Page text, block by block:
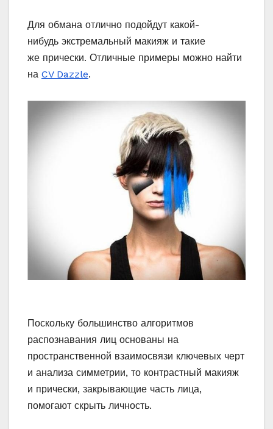
Для обмана отлично подойдут какой-
нибудь экстремальный макияж и такие
же прически. Отличные примеры можно найти
на CV Dazzle.
Поскольку большинство алгоритмов
распознавания лиц основаны на
пространственной взаимосвязи ключевых черт
и анализа симметрии, то контрастный макияж
и прически, закрывающие часть лица,
помогают скрыть личность.